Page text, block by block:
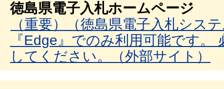
徳島県電子入札ホームページ
（重要）（徳島県電子入札シス
『Edge』でのみ利用可能です
してください。（外部サイト）